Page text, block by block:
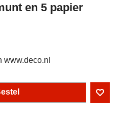
en 5 papier
www.deco.nl